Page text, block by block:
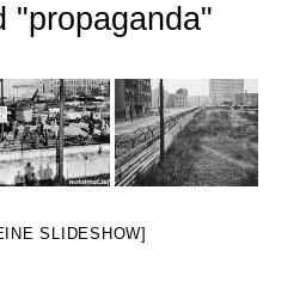
"propaganda"
SLIDESHOW]